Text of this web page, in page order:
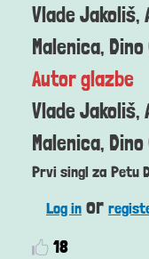
Vlade Jakoliš,
Malenica,
Autor glazbe
Vlade Jakoliš,
Malenica,
Prvi singl za Petu
Log in or
18